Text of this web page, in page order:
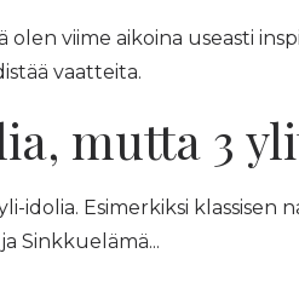
olen viime aikoina useasti
vaatteita.
mutta 3
idolia. Esimerkiksi klassisen
Sinkkuelämä...